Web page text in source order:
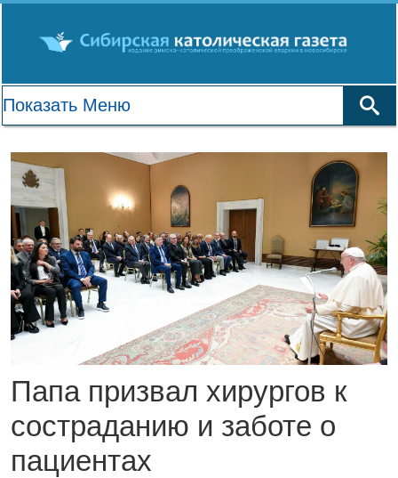
Папа призвал хирургов к
состраданию и заботе о
пациентах